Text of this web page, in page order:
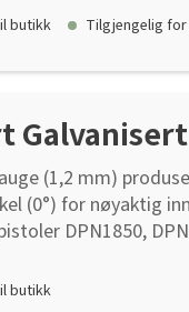
tommer.
butikk Tilgjengelig
(1,2 mm)
(0°) for nøyaktig
DPN1850,
butikk